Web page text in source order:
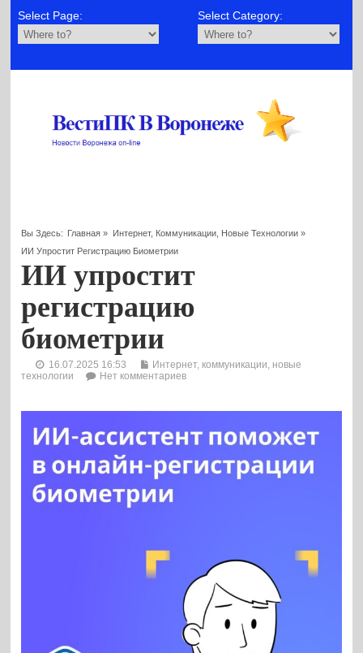
Select Page: Select Category:
Вы Здесь: Главная » Интернет, Коммуникации, Новые Технологии»
ИИ Упростит Регистрацию Биометрии
ИИ упростит
регистрацию
биометрии
16.07.2025 16:53
Интернет, коммуникации, новые
технологии
Нет комментариев